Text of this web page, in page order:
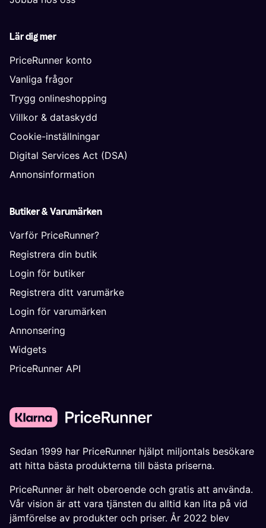
Lär dig mer
PriceRunner konto
Vanliga frågor
Trygg onlineshopping
Villkor & dataskydd
Cookie-inställningar
Digital Services Act (DSA)
Annonsinformation
Butiker & Varumärken
Varför PriceRunner?
Registrera din butik
Login för butiker
Registrera ditt varumärke
Login för varumärken
Annonsering
Widgets
PriceRunner API
Sedan 1999 har PriceRunner hjälpt miljontals besökare
att hitta bästa produkterna till bästa priserna.
PriceRunner är helt oberoende och gratis att använda.
Vår vision är att vara tjänsten du alltid kan lita på vid
jämförelse av produkter och priser. År 2022 blev